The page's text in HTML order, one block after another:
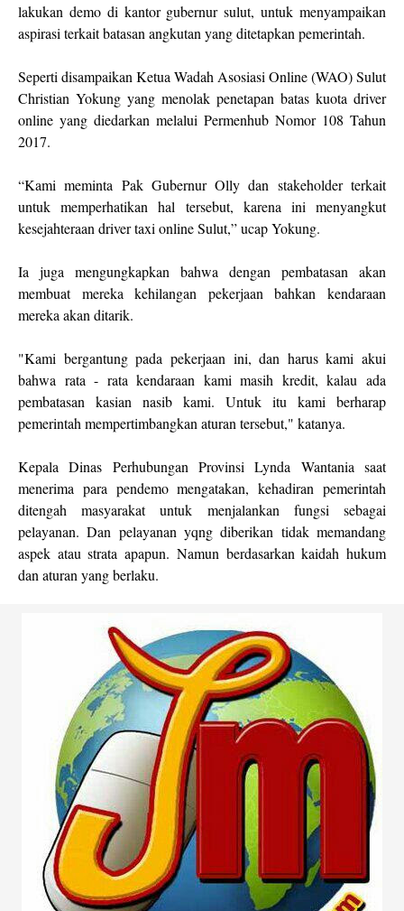
lakukan demo di kantor gubernur sulut, untuk menyampaikan
aspirasi terkait batasan angkutan yang ditetapkan pemerintah.
Seperti disampaikan Ketua Wadah Asosiasi Online (WAO) Sulut
Christian Yokung yang menolak penetapan batas kuota driver
online yang diedarkan melalui Permenhub Nomor 108 Tahun
2017.
“Kami meminta Pak Gubernur Olly dan stakeholder terkait
untuk memperhatikan hal tersebut, karena ini menyangkut
kesejahteraan driver taxi online Sulut,” ucap Yokung.
Ia juga mengungkapkan bahwa dengan pembatasan akan
membuat mereka kehilangan pekerjaan bahkan kendaraan
mereka akan ditarik.
"Kami bergantung pada pekerjaan ini, dan harus kami akui
bahwa rata - rata kendaraan kami masih kredit, kalau ada
pembatasan kasian nasib kami. Untuk itu kami berharap
pemerintah mempertimbangkan aturan tersebut," katanya.
Kepala Dinas Perhubungan Provinsi Lynda Wantania saat
menerima para pendemo mengatakan, kehadiran pemerintah
ditengah masyarakat untuk menjalankan fungsi sebagai
pelayanan. Dan pelayanan yqng diberikan tidak memandang
aspek atau strata apapun. Namun berdasarkan kaidah hukum
dan aturan yang berlaku.